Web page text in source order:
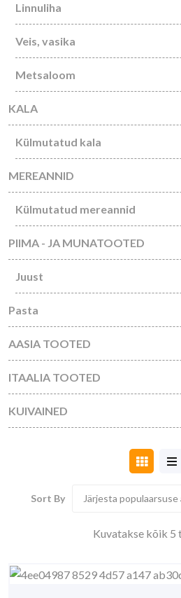
Sort By
Kuvatakse kõik 5
Linnuliha
Veis, vasika
Metsaloom
KALA
Külmutatud kala
MEREANNID
Külmutatud mereannid
PIIMA - JA MUNATOOTED
Juust
Pasta
AASIA TOOTED
ITAALIA TOOTED
KUIVAINED